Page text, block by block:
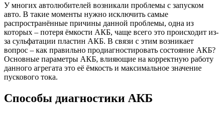
У многих автолюбителей возникали проблемы с запуском
авто. В такие моменты нужно исключить самые
распространённые причины данной проблемы, одна из
которых – потеря ёмкости АКБ, чаще всего это происходит из-
за сульфатации пластин АКБ. В связи с этим возникает
вопрос – как правильно продиагностировать состояние АКБ?
Основные параметры АКБ, влияющие на корректную работу
данного агрегата это её ёмкость и максимальное значение
пускового тока.
Способы диагностики АКБ